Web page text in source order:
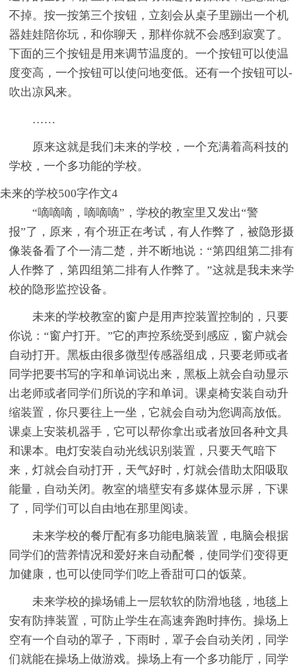
不掉。按一按第三个按钮，立刻会从桌子里蹦出一个机
器娃娃陪你玩，和你聊天，那样你就不会感到寂寞了。
下面的三个按钮是用来调节温度的。一个按钮可以使温
度变高，一个按钮可以使问地变低。还有一个按钮可以-
吹出凉风来。
……
原来这就是我们未来的学校，一个充满着高科技的
学校，一个多功能的学校。
未来的学校500字作文4
“嘀嘀嘀，嘀嘀嘀”，学校的教室里又发出“警
报”了，原来，有个班正在考试，有人作弊了，被隐形摄
像装备看了个一清二楚，并不断地说：“第四组第二排有
人作弊了，第四组第二排有人作弊了。”这就是我未来学
校的隐形监控设备。
未来的学校教室的窗户是用声控装置控制的，只要
你说：“窗户打开。”它的声控系统受到感应，窗户就会
自动打开。黑板由很多微型传感器组成，只要老师或者
同学把要书写的字和单词说出来，黑板上就会自动显示
出老师或者同学们所说的字和单词。课桌椅安装自动升
缩装置，你只要往上一坐，它就会自动为您调高放低。
课桌上安装机器手，它可以帮你拿出或者放回各种文具
和课本。电灯安装自动光线识别装置，只要天气暗下
来，灯就会自动打开，天气好时，灯就会借助太阳吸取
能量，自动关闭。教室的墙壁安有多媒体显示屏，下课
了，同学们可以自由地在那里阅读。
未来学校的餐厅配有多功能电脑装置，电脑会根据
同学们的营养情况和爱好来自动配餐，使同学们变得更
加健康，也可以使同学们吃上香甜可口的饭菜。
未来学校的操场铺上一层软软的防滑地毯，地毯上
安有防摔装置，可防止学生在高速奔跑时摔伤。操场上
空有一个自动的罩子，下雨时，罩子会自动关闭，同学
们就能在操场上做游戏。操场上有一个多功能厅，同学